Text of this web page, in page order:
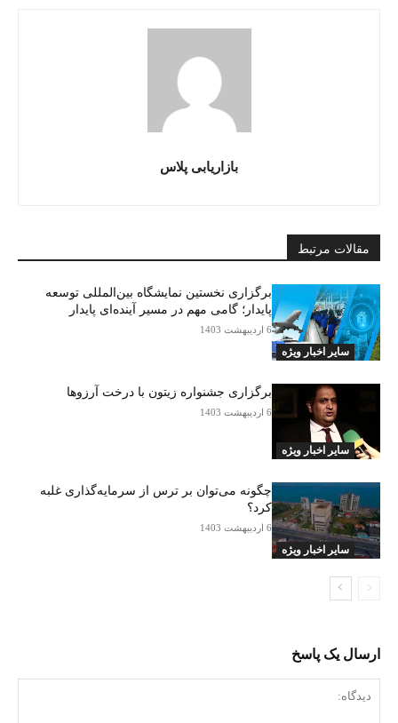
بازاریابی پلاس
مقالات مرتبط
سایر اخبار ویژه
برگزاری نخستین نمایشگاه بین‌المللی توسعه
پایدار؛ گامی مهم در مسیر آینده‌ای پایدار
6 اردیبهشت 1403
سایر اخبار ویژه
برگزاری جشنواره زیتون با درخت آرزوها
6 اردیبهشت 1403
سایر اخبار ویژه
چگونه می‌توان بر ترس از سرمایه‌گذاری غلبه
کرد؟
6 اردیبهشت 1403
ارسال یک پاسخ